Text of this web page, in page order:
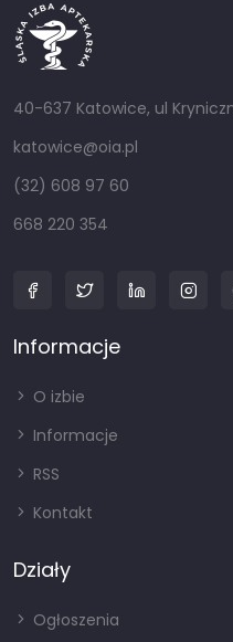
40-637 Katowice, ul
katowice@oia.pl
(32) 608 97 60
668 220 354
Informacje
O izbie
Informacje
RSS
Kontakt
Działy
Ogłoszenia